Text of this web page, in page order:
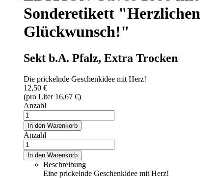
Sonderetikett "Herzlichen
Glückwunsch!"
Sekt b.A. Pfalz, Extra Trocken
Die prickelnde Geschenkidee mit Herz!
12,50 €
(pro Liter 16,67 €)
Anzahl
In den Warenkorb
Anzahl
In den Warenkorb
Beschreibung
Eine prickelnde Geschenkidee mit Herz!